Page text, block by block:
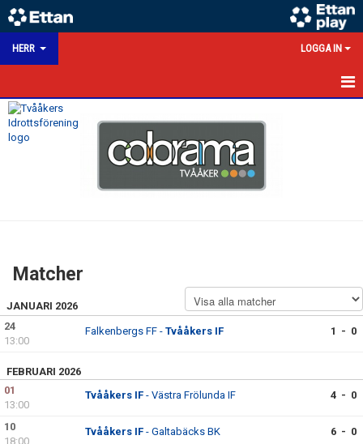
HERR LOGGA IN
HEM
DOKUMENT
Matcher
JANUARI 2026
24
13:00
Falkenbergs FF - Tvååkers IF 1 - 0
FEBRUARI 2026
01
13:00
Tvååkers IF - Västra Frölunda IF 4 - 0
10
18:00
Tvååkers IF - Galtabäcks BK 6 - 0